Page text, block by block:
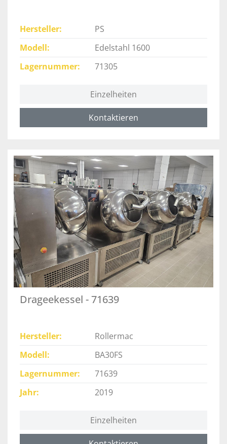
Hersteller
PS
Modell
Edelstahl 1600
Lagernummer
71305
Einzelheiten
Kontaktieren
Drageekessel - 71639
Hersteller
Rollermac
Modell
BA30FS
Lagernummer
71639
Jahr
2019
Einzelheiten